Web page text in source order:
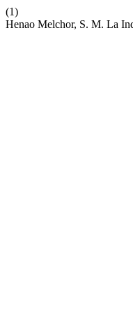
(1)
Henao Melchor, S. M. La